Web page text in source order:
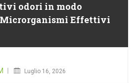
odori in modo
Effettivi
Luglio 16, 2026